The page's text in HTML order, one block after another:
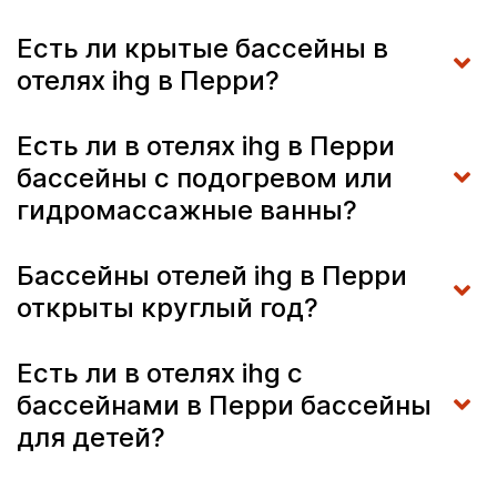
Есть ли крытые бассейны в
отелях ihg в Перри?
Есть ли в отелях ihg в Перри
бассейны с подогревом или
гидромассажные ванны?
Бассейны отелей ihg в Перри
открыты круглый год?
Есть ли в отелях ihg с
бассейнами в Перри бассейны
для детей?